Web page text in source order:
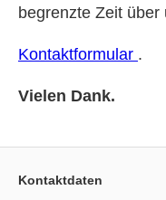
begrenzte Zeit über
Kontaktformular .
Vielen Dank.
Kontaktdaten